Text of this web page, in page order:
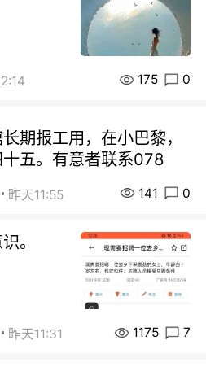
175 0
期报工用，在小巴黎，
五。有意者联系078
昨天11:55 141 0
。
昨天11:31 1175 7